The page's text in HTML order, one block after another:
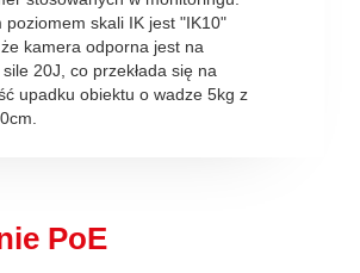
poziomem skali IK jest "IK10"
kamera odporna jest na
20J, co przekłada się na
upadku obiektu o wadze 5kg z
PoE